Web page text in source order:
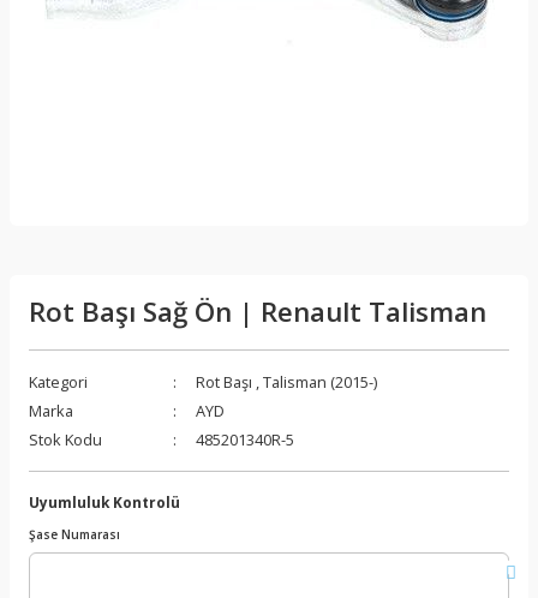
Rot Başı Sağ Ön | Renault Talisman
Kategori Rot Başı ,Talisman (2015-)
Marka
AYD
Stok Kodu
485201340R-5
Uyumluluk Kontrolü
Şase Numarası